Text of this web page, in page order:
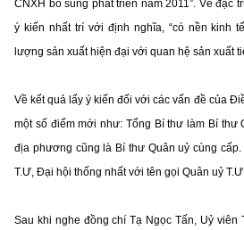
CNXH bổ sung phát triển năm 2011”. Về đặc
ý kiến nhất trí với định nghĩa, “có nền kinh
lượng sản xuất hiện đại với quan hệ sản xuất
Về kết quả lấy ý kiến đối với các vấn đề của
một số điểm mới như: Tổng Bí thư làm Bí thư
địa phương cũng là Bí thư Quân uỷ cùng
T.Ư, Đại hội thống nhất với tên gọi Quân uỷ
Sau khi nghe đồng chí Tạ Ngọc Tấn, Uỷ viên